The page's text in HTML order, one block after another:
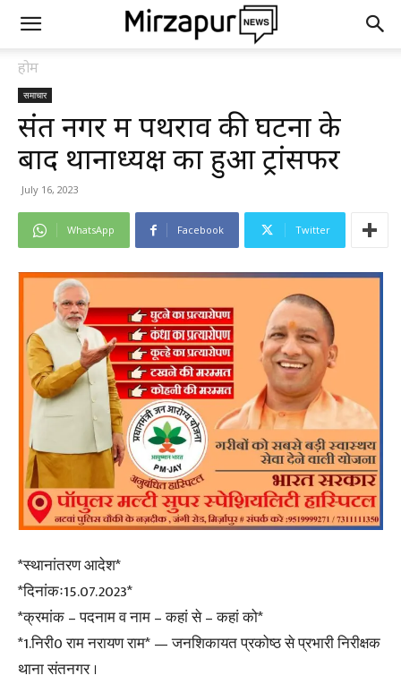
होम
समाचार
संत नगर में पथराव की घटना के
बाद थानाध्यक्ष का हुआ ट्रांसफर
July 16, 2023
WhatsApp Facebook Twitter
*स्थानांतरण आदेश*
*दिनांकः15.07.2023*
*क्रमांक – पदनाम व नाम – कहां से – कहां को*
*1.निरी0 राम नरायण राम* — जनशिकायत प्रकोष्ठ से प्रभारी निरीक्षक
थाना संतनगर ।